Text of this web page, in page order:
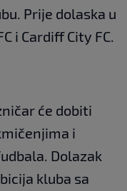
Prije dolaska u
i Cardiff City FC.
će dobiti
i
Dolazak
kluba sa